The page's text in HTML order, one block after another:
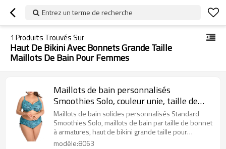
Entrez un terme de recherche
1 Produits Trouvés Sur
Haut De Bikini Avec Bonnets Grande Taille
Maillots De Bain Pour Femmes
Maillots de bain personnalisés
Smoothies Solo, couleur unie, taille de
bonnet à armatures, bonnet DD G H,
haut de bikini, maillots de bain pour
femmes
Maillots de bain solides personnalisés Standard
Smoothies Solo, maillots de bain par taille de bonnet
à armatures, haut de bikini grande taille pour
femmes
modèle:8063